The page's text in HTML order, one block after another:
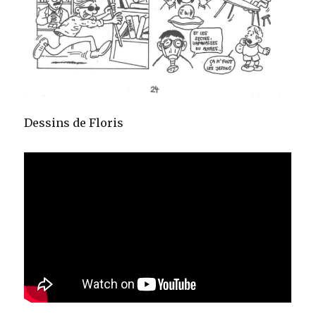
Dessins de Floris